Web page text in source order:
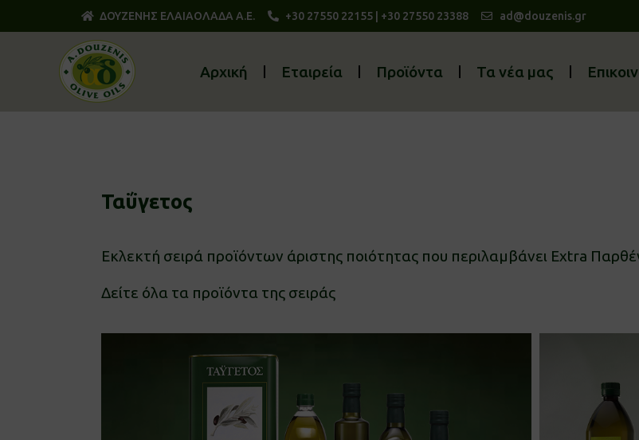
ΔΟΥΖΕΝΗΣ ΕΛΑΙΑΟΛΑΔΑ Α.Ε. +30 27550 22155 | +30 27550 23388 ad@douzenis.gr
Αρχική Εταιρεία Προϊόντα Τα νέα μας
Ταΰγετος
Εκλεκτή σειρά προϊόντων άριστης ποιότητας που περιλαμβάνει Extra
Δείτε όλα τα προϊόντα της σειράς